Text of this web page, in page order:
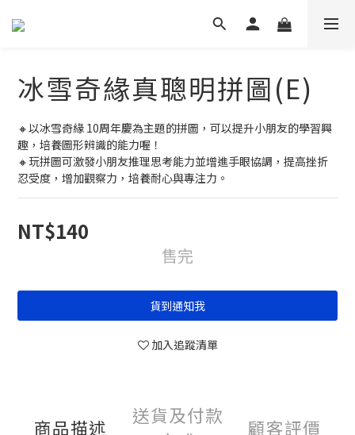
冰雪奇緣真聰明拼圖(E)
🔸以冰雪奇緣 10周年慶為主題的拼圖，可以提升小朋友的學習興
趣，培養圖形辨識的能力喔！
🔸玩拼圖可激發小朋友推理思考能力並增進手眼協調，提高挫折
忍受度，增加觀察力，培養耐心與專注力。
NT$140
售完
貨到通知我
加入追蹤清單
商品描述
送貨及付款
顧客評價